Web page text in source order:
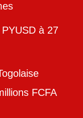
à 27
FCFA